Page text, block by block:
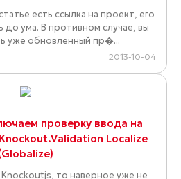
есть ссылка на проект, его
ума. В противном случае, вы
уже обновленный пр�...
2013-10-04
проверку ввода на
Localize
Knockoutjs, то наверное уже не